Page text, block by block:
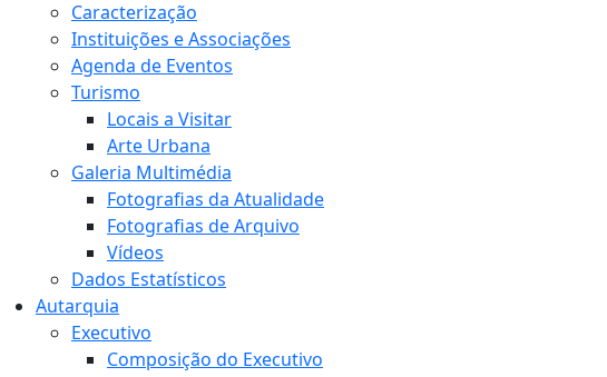
Caracterização
Instituições e Associações
Agenda de Eventos
Turismo
Locais a Visitar
Arte Urbana
Galeria Multimédia
Fotografias da Atualidade
Fotografias de Arquivo
Vídeos
Dados Estatísticos
Autarquia
Executivo
Composição do Executivo